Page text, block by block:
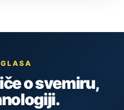
o svemiru,